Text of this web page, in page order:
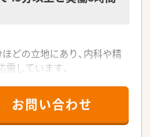
どの立地にあり、内科や精
しています。
しています。
までの開局となっており、
可能です。
お問い合わせ